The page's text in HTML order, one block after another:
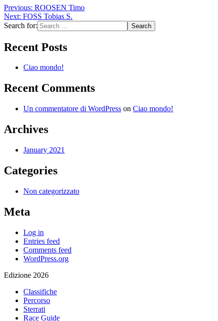
Previous: ROOSEN Timo
Next: FOSS Tobias S.
Search for:
Recent Posts
Ciao mondo!
Recent Comments
Un commentatore di WordPress on Ciao mondo!
Archives
January 2021
Categories
Non categorizzato
Meta
Log in
Entries feed
Comments feed
WordPress.org
Edizione 2026
Classifiche
Percorso
Sterrati
Race Guide